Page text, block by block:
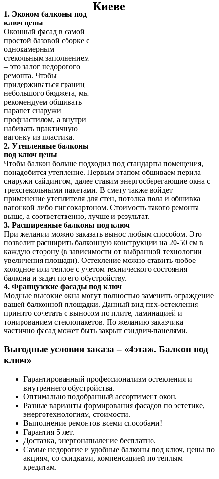
1. Эконом балконы под
ключ цены
Оконный фасад в самой
простой базовой сборке с
однокамерным
стекольным заполнением
– это залог недорогого
ремонта. Чтобы
придерживаться границ
небольшого бюджета, мы
рекомендуем обшивать
парапет снаружи
профнастилом, а внутри
набивать практичную
вагонку из пластика.
2. Утепленные балконы
под ключ цены
Чтобы балкон больше подходил под стандарты помещения,
понадобится утепление. Первым этапом обшиваем перила
снаружи сайдингом, далее ставим энергосберегающие окна с
трехстекольными пакетами. В смету также войдет
применение утеплителя для стен, потолка пола и обшивка
вагонкой либо гипсокартоном. Стоимость такого ремонта
выше, а соответственно, лучше и результат.
3. Расширенные балконы под ключ
При желании можно заказать вынос любым способом. Это
позволит расширить балконную конструкции на 20-50 см в
каждую сторону (в зависимости от выбранной технологии
увеличения площади). Остекление можно ставить любое –
холодное или теплое с учетом технического состояния
балкона и задач по его обустройству.
4. Французские фасады под ключ
Модные высокие окна могут полностью заменить ограждение
вашей балконной площадки. Данный вид пвх-остекления
принято сочетать с выносом по плите, ламинацией и
тонированием стеклопакетов. По желанию заказчика
частично фасад может быть закрыт сэндвич-панелями.
Выгодные условия заказа – «4этаж. Балкон под
ключ»
Гарантированный профессионализм остекления и
внутреннего обустройства.
Оптимально подобранный ассортимент окон.
Разные варианты формирования фасадов по эстетике,
энерготехнологиям, стоимости.
Выполнение ремонтов всеми способами!
Гарантия 5 лет.
Доставка, энергонапыление бесплатно.
Самые недорогие и удобные балконы под ключ, цены по
акциям, со скидками, компенсацией по теплым
кредитам.